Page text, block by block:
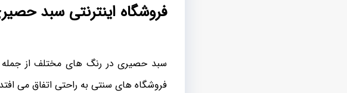
فروشگاه اینترنتی سبد
سبد حصیری در رنگ های مختلف از
فروشگاه های سنتی به راحتی اتفاق می